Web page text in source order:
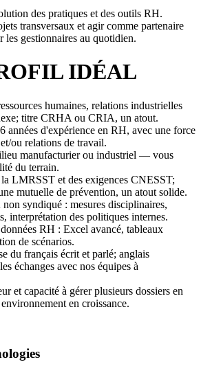
des pratiques et des outils RH.
transversaux et agir comme partenaire
les gestionnaires au quotidien.
IDÉAL
humaines, relations industrielles
titre CRHA ou CRIA, un atout.
années d'expérience en RH, avec une force
ou relations de travail.
manufacturier ou industriel — vous
du terrain.
la LMRSST et des exigences CNESST;
mutuelle de prévention, un atout solide.
syndiqué : mesures disciplinaires,
interprétation des politiques internes.
RH : Excel avancé, tableaux
de scénarios.
du français écrit et parlé; anglais
échanges avec nos équipes à
et capacité à gérer plusieurs dossiers en
en croissance.